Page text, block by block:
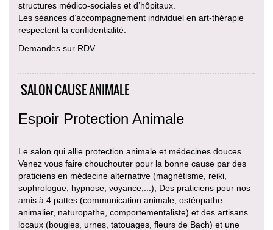
structures médico-sociales et d’hôpitaux.
Les séances d’accompagnement individuel en art-thérapie
respectent la confidentialité.
Demandes sur RDV
SALON CAUSE ANIMALE
Espoir Protection Animale
Le salon qui allie protection animale et médecines douces.
Venez vous faire chouchouter pour la bonne cause par des
praticiens en médecine alternative (magnétisme, reiki,
sophrologue, hypnose, voyance,...), Des praticiens pour nos
amis à 4 pattes (communication animale, ostéopathe
animalier, naturopathe, comportementaliste) et des artisans
locaux (bougies, urnes, tatouages, fleurs de Bach) et une